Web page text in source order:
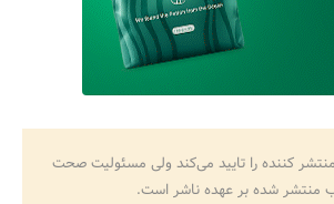
کننده را تایید می‌کند ولی مسئولیت صحت
منتشر شده بر عهده ناشر است.